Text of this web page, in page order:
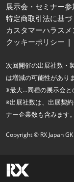
展示会・セミナー
特定商取引法に基
カスタマーハラス
クッキーポリシー
次回開催の出展社数・
は増減の可能性がありま
※最大…同種の展示会と
※出展社数は、出展契
ナー企業数も含みます。
Copyright © RX Japan GK